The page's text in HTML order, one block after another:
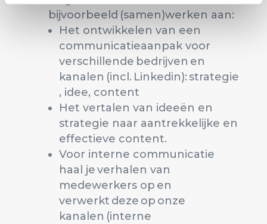
bijvoorbeeld (samen)werken aan:
Het ontwikkelen van een
communicatieaanpak voor
verschillende bedrijven en
kanalen (incl. Linkedin): strategie
, idee, content
Het vertalen van ideeën en
strategie naar aantrekkelijke en
effectieve content.
Voor interne communicatie
haal je verhalen van
medewerkers op en
verwerkt deze op onze
kanalen (interne